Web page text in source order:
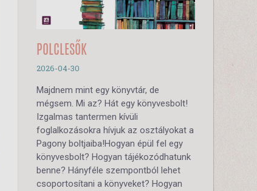
POLCLESŐK
2026-04-30
Majdnem mint egy könyvtár, de
mégsem. Mi az? Hát egy könyvesbolt!
Izgalmas tantermen kívüli
foglalkozásokra hívjuk az osztályokat a
Pagony boltjaiba!Hogyan épül fel egy
könyvesbolt? Hogyan tájékozódhatunk
benne? Hányféle szempontból lehet
csoportosítani a könyveket? Hogyan